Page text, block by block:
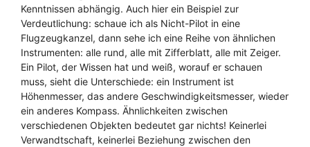
Kenntnissen abhängig. Auch hier ein Beispiel zur
Verdeutlichung: schaue ich als Nicht-Pilot in eine
Flugzeugkanzel, dann sehe ich eine Reihe von ähnlichen
Instrumenten: alle rund, alle mit Zifferblatt, alle mit Zeiger.
Ein Pilot, der Wissen hat und weiß, worauf er schauen
muss, sieht die Unterschiede: ein Instrument ist
Höhenmesser, das andere Geschwindigkeitsmesser, wieder
ein anderes Kompass. Ähnlichkeiten zwischen
verschiedenen Objekten bedeutet gar nichts! Keinerlei
Verwandtschaft, keinerlei Beziehung zwischen den